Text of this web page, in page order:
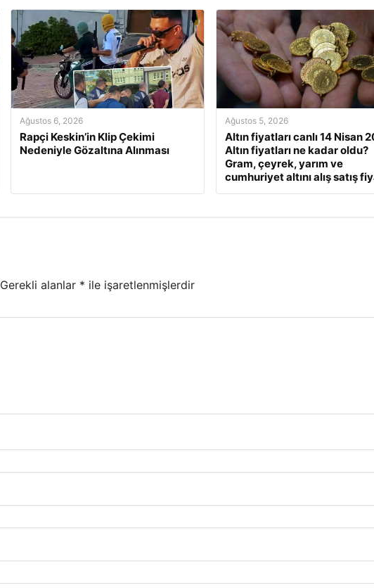
Ağustos 6, 2026
Rapçi Keskin’in Klip Çekimi
Nedeniyle Gözaltına Alınması
Ağustos 5, 2026
Altın fiyatları canlı 14 Nisan
Altın fiyatları ne kadar oldu?
Gram, çeyrek, yarım ve
cumhuriyet altını alış satış
Gerekli alanlar * ile işaretlenmişlerdir